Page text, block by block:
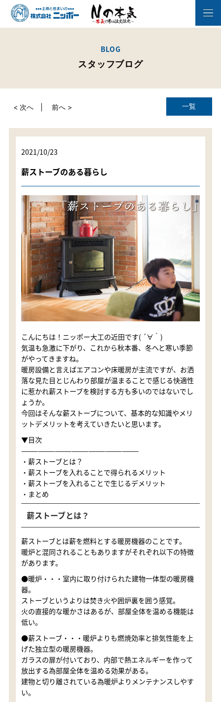
BLOG
スタッフブログ
一覧
< 次へ 前へ >
2021/10/23
薪ストーブのある暮らし
こんにちは！ニッポー大工の近田です( ´∀｀)
気温も急激に下がり、これから秋本番、冬へと寒い季節
がやってきますね。
暖房設備と言えばエアコンや床暖房が主流ですが、お洒
落な見た目とじんわり部屋が温まることで感じる快適性
に惹かれ薪ストーブを検討する方も多いのではないでし
ょうか。
今回はそんな薪ストーブについて、基本的な知識やメリ
ットデメリットを考えていきたいと思います。
▼目次
—————————————————————
・薪ストーブとは？
・薪ストーブを入れることで得られるメリット
・薪ストーブを入れることで生じるデメリット
・まとめ
薪ストーブとは？
薪ストーブとは薪を燃料とする暖房機器のことです。
暖炉と混同されることもありますがそれぞれ以下の特徴
があります。
●暖炉・・・室内に取り付けられた建物一体型の暖房機
器。
ストーブというよりは焚き火や囲炉裏を囲う感覚。
火の直接的な暖かさはあるが、部屋全体を温める機能は
低い。
●薪ストーブ・・・暖炉よりも燃焼効率と排気性能を上
げた独立型の暖房機器。
ガラスの扉が付いており、内部で熱エネルギーを作って
放出する為部屋全体を温める効果がある。
建物と切り離されている為暖炉よりメンテナンスしやす
い。